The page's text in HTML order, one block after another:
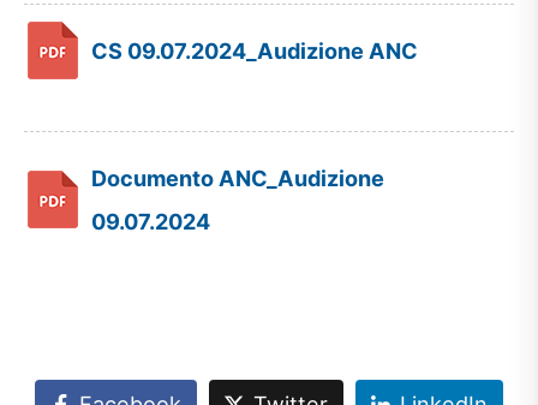
CS 09.07.2024_Audizione ANC
Documento ANC_Audizione
09.07.2024